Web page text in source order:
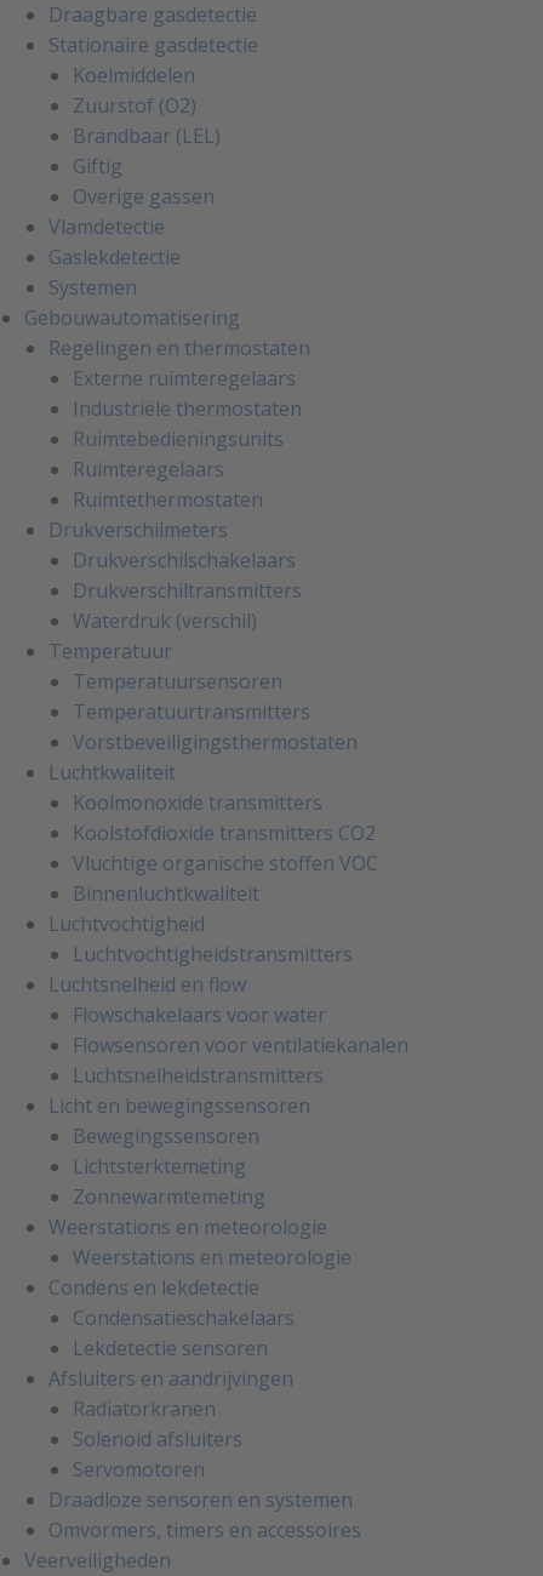
Draagbare gasdetectie
Stationaire gasdetectie
Koelmiddelen
Zuurstof (O2)
Brandbaar (LEL)
Giftig
Overige gassen
Vlamdetectie
Gaslekdetectie
Systemen
Gebouwautomatisering
Regelingen en thermostaten
Externe ruimteregelaars
Industriële thermostaten
Ruimtebedieningsunits
Ruimteregelaars
Ruimtethermostaten
Drukverschilmeters
Drukverschilschakelaars
Drukverschiltransmitters
Waterdruk (verschil)
Temperatuur
Temperatuursensoren
Temperatuurtransmitters
Vorstbeveiligingsthermostaten
Luchtkwaliteit
Koolmonoxide transmitters
Koolstofdioxide transmitters CO2
Vluchtige organische stoffen VOC
Binnenluchtkwaliteit
Luchtvochtigheid
Luchtvochtigheidstransmitters
Luchtsnelheid en flow
Flowschakelaars voor water
Flowsensoren voor ventilatiekanalen
Luchtsnelheidstransmitters
Licht en bewegingssensoren
Bewegingssensoren
Lichtsterktemeting
Zonnewarmtemeting
Weerstations en meteorologie
Weerstations en meteorologie
Condens en lekdetectie
Condensatieschakelaars
Lekdetectie sensoren
Afsluiters en aandrijvingen
Radiatorkranen
Solenoid afsluiters
Servomotoren
Draadloze sensoren en systemen
Omvormers, timers en accessoires
Veerveiligheden